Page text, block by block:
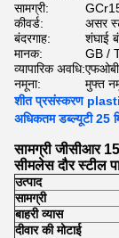
सामग्री:
कीवर्ड:
असर
बंदरगाह:
शंघाई
मानक:
GB /
व्यापारिक अवधि:
नमूना:
मुफ्त
शीत प्रसंस्करण
अधिकतम डब्ल्यूटी 25
सामग्री जीसीआर
सीमलेस दौर स्टील
उत्पाद
सामग्री
बाहरी व्यास
दीवार की मोटाई